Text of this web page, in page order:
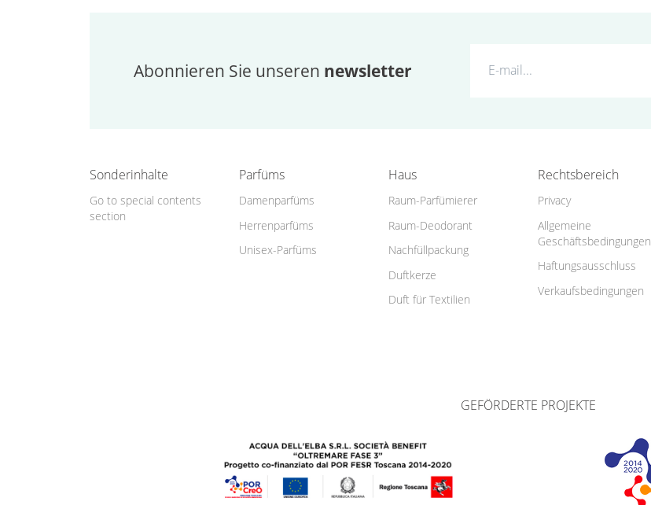
Abonnieren Sie unseren newsletter
Sonderinhalte
Go to special contents
section
Parfüms
Damenparfüms
Herrenparfüms
Unisex-Parfüms
Haus
Raum-Parfümierer
Raum-Deodorant
Nachfüllpackung
Duftkerze
Duft für Textilien
Rechtsbereich
Privacy
Allgemeine
Geschäftsbedingungen
Haftungsausschluss
Verkaufsbedingungen
GEFÖRDERTE PROJEKTE